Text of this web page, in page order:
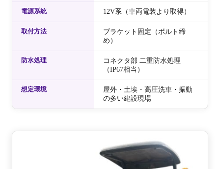
電源系統 12V系（車両電装より取得）
取付方法
ブラケット固定（ボルト締
め）
防水処理
コネクタ部 二重防水処理
（IP67相当）
想定環境
屋外・土埃・高圧洗車・振動
の多い建設現場